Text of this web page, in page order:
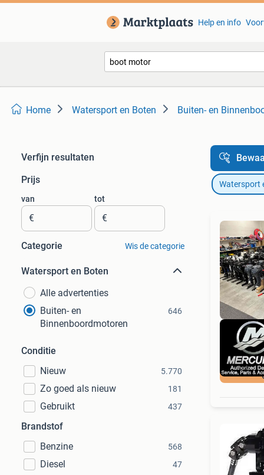
Help en info
Home Watersport en Boten Buiten- en
Verfijn resultaten
Prijs
van
€
tot
€
Categorie Wis de categorie
Watersport en Boten
Alle advertenties
Buiten- en
Binnenboordmotoren
646
Conditie
Nieuw
5.770
Zo goed als nieuw 181
Gebruikt 437
Brandstof
Benzine
568
Diesel 47
Watersport